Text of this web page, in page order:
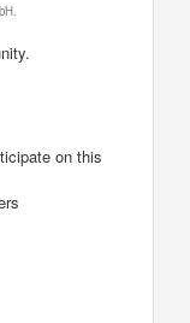
on this